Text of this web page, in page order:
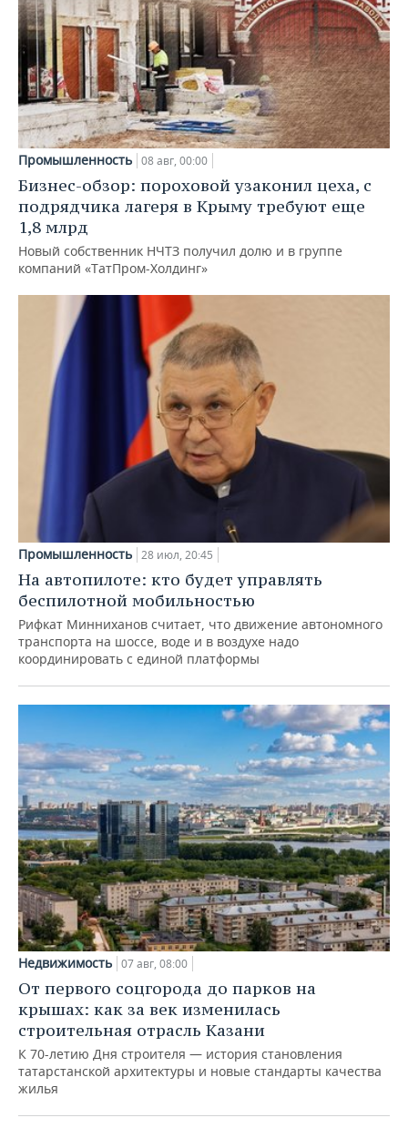
Промышленность 08 авг, 00:00
Бизнес-обзор: пороховой узаконил цеха, с
подрядчика лагеря в Крыму требуют еще
1,8 млрд
Новый собственник НЧТЗ получил долю и в группе
компаний «ТатПром-Холдинг»
Промышленность 28 июл, 20:45
На автопилоте: кто будет управлять
беспилотной мобильностью
Рифкат Минниханов считает, что движение автономного
транспорта на шоссе, воде и в воздухе надо
координировать с единой платформы
Недвижимость 07 авг, 08:00
От первого соцгорода до парков на
крышах: как за век изменилась
строительная отрасль Казани
К 70-летию Дня строителя — история становления
татарстанской архитектуры и новые стандарты качества
жилья